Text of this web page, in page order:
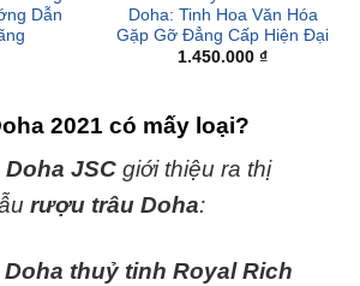
Dẫn
Doha: Tinh Hoa Văn Hóa
Gặp Gỡ Đẳng Cấp Hiện Đại
1.450.000 ₫
2021 có mấy loại?
Doha JSC giới thiệu ra thị
rượu trâu Doha:
thuỷ tinh Royal Rich